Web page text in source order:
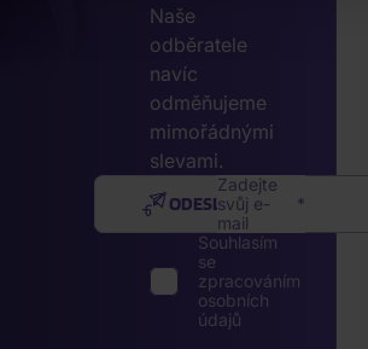
Naše
odběratele
navíc
odměňujeme
mimořádnými
slevami.
Zadejte
svůj e-
mail
ODESLAT
Souhlasím
se
zpracováním
osobních
údajů